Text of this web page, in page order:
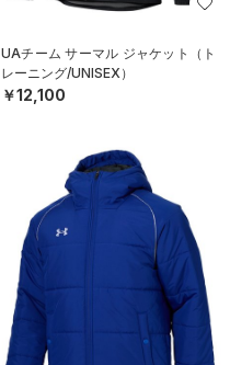
UAチーム サーマル ジャケット（ト
レーニング/UNISEX）
￥12,100